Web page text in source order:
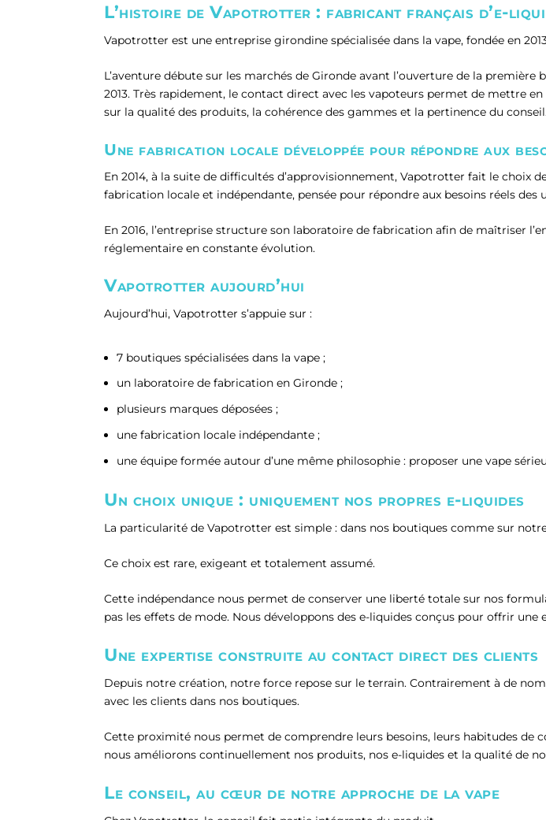
L’histoire de Vapotrotter : fabricant français d’e-
Vapotrotter est une entreprise girondine spécialisée dans la vape, fondée en
L’aventure débute sur les marchés de Gironde avant l’ouverture de la
2013. Très rapidement, le contact direct avec les vapoteurs permet de mettre
sur la qualité des produits, la cohérence des gammes et la pertinence du
Une fabrication locale développée pour répondre aux
En 2014, à la suite de difficultés d’approvisionnement, Vapotrotter fait le choix
fabrication locale et indépendante, pensée pour répondre aux besoins réels
En 2016, l’entreprise structure son laboratoire de fabrication afin de maîtriser
réglementaire en constante évolution.
Vapotrotter aujourd’hui
Aujourd’hui, Vapotrotter s’appuie sur :
7 boutiques spécialisées dans la vape ;
un laboratoire de fabrication en Gironde ;
plusieurs marques déposées ;
une fabrication locale indépendante ;
une équipe formée autour d’une même philosophie : proposer une vape
Un choix unique : uniquement nos propres e-liquides
La particularité de Vapotrotter est simple : dans nos boutiques comme sur
Ce choix est rare, exigeant et totalement assumé.
Cette indépendance nous permet de conserver une liberté totale sur nos
pas les effets de mode. Nous développons des e-liquides conçus pour offrir
Une expertise construite au contact direct des clients
Depuis notre création, notre force repose sur le terrain. Contrairement à de
avec les clients dans nos boutiques.
Cette proximité nous permet de comprendre leurs besoins, leurs habitudes de
nous améliorons continuellement nos produits, nos e-liquides et la qualité de
Le conseil, au cœur de notre approche de la vape